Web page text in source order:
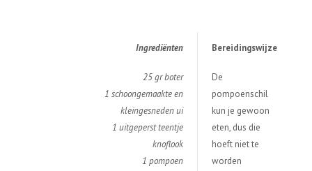
Ingrediënten Bereidingswijze
25 gr boter
1 schoongemaakte en
kleingesneden ui
1 uitgeperst teentje
knoflook
1 pompoen
De
pompoenschil
kun je gewoon
eten, dus die
hoeft niet te
worden